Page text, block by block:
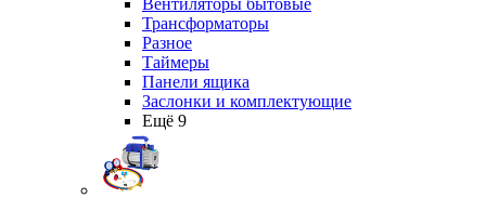
Вентиляторы бытовые
Трансформаторы
Разное
Таймеры
Панели ящика
Заслонки и комплектующие
Ещё 9